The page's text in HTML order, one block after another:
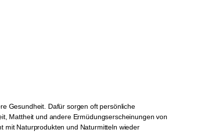
Gesundheit. Dafür sorgen oft persönliche
Mattheit und andere Ermüdungserscheinungen von
mit Naturprodukten und Naturmitteln wieder